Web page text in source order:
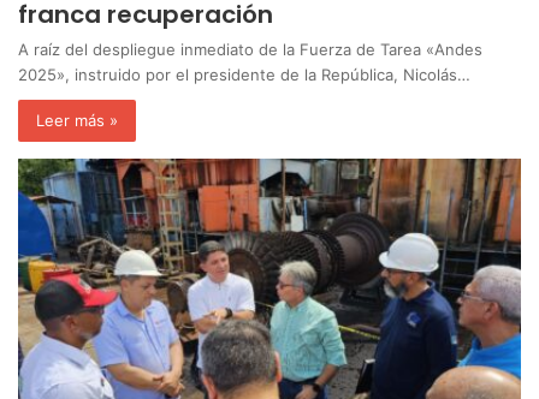
franca recuperación
A raíz del despliegue inmediato de la Fuerza de Tarea «Andes
2025», instruido por el presidente de la República, Nicolás…
Leer más »